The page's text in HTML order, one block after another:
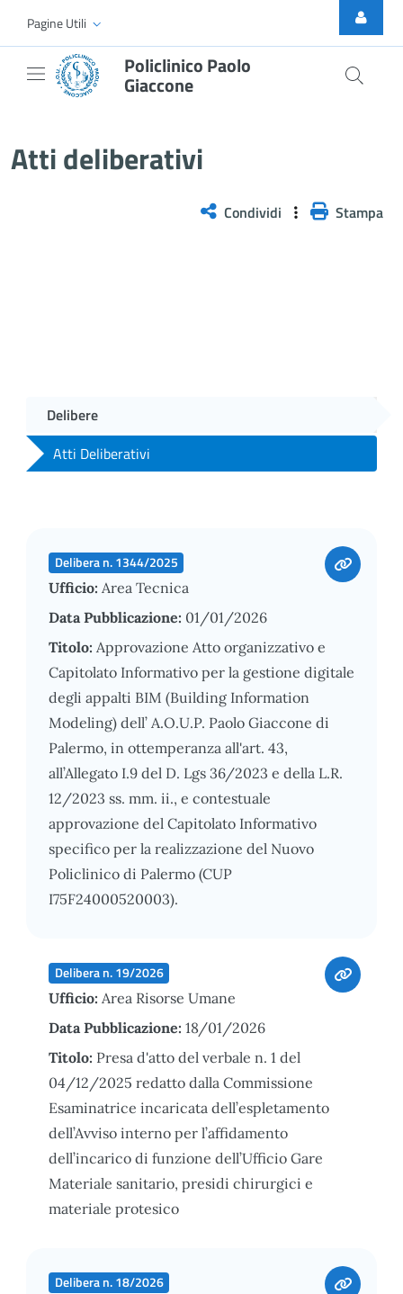
Skip to Main Content
Pagine Utili
Policlinico Paolo
Giaccone
Atti deliberativi
Condividi Stampa
Delibere
Atti Deliberativi
Delibera n. 1344/2025
Ufficio: Area Tecnica
Data Pubblicazione: 01/01/2026
Titolo: Approvazione Atto organizzativo e
Capitolato Informativo per la gestione digitale
degli appalti BIM (Building Information
Modeling) dell’ A.O.U.P. Paolo Giaccone di
Palermo, in ottemperanza all'art. 43,
all’Allegato I.9 del D. Lgs 36/2023 e della L.R.
12/2023 ss. mm. ii., e contestuale
approvazione del Capitolato Informativo
specifico per la realizzazione del Nuovo
Policlinico di Palermo (CUP
I75F24000520003).
Delibera n. 19/2026
Ufficio: Area Risorse Umane
Data Pubblicazione: 18/01/2026
Titolo: Presa d'atto del verbale n. 1 del
04/12/2025 redatto dalla Commissione
Esaminatrice incaricata dell’espletamento
dell’Avviso interno per l’affidamento
dell’incarico di funzione dell’Ufficio Gare
Materiale sanitario, presidi chirurgici e
materiale protesico
Delibera n. 18/2026